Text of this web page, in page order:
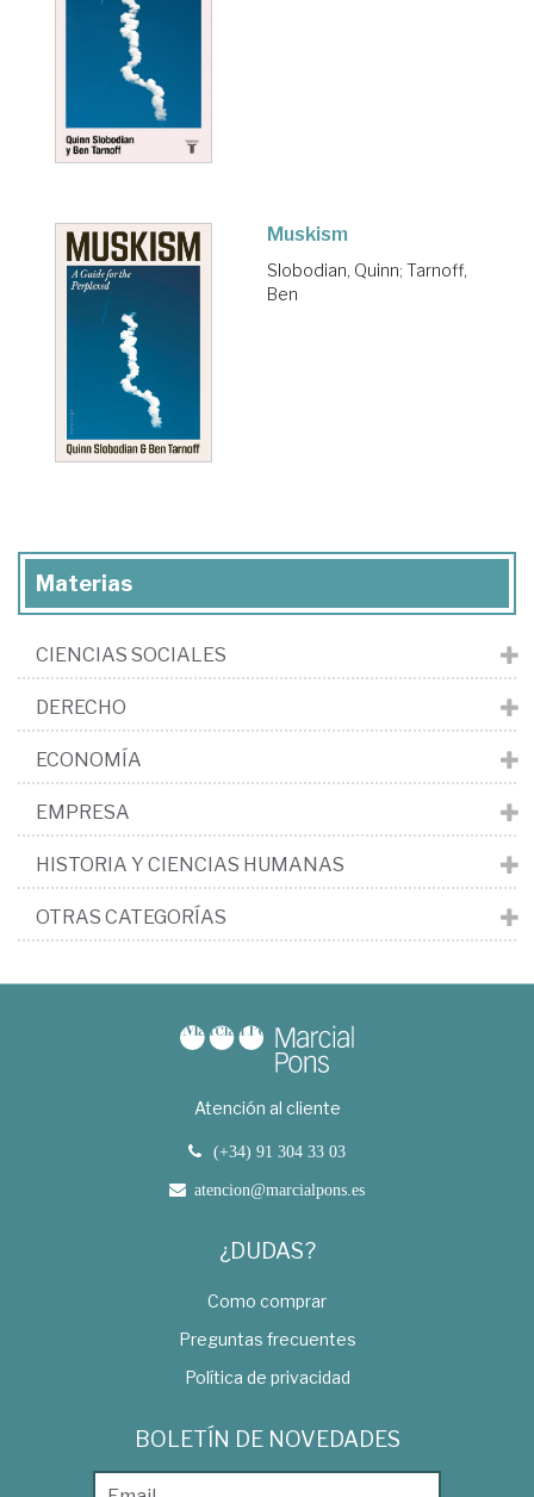
Muskism
Slobodian, Quinn; Tarnoff,
Ben
Materias
CIENCIAS SOCIALES
DERECHO
ECONOMÍA
EMPRESA
HISTORIA Y CIENCIAS HUMANAS
OTRAS CATEGORÍAS
Atención al cliente
(+34) 91 304 33 03
atencion@marcialpons.es
¿DUDAS?
Como comprar
Preguntas frecuentes
Política de privacidad
BOLETÍN DE NOVEDADES